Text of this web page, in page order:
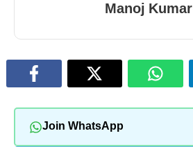
Manoj Kumar
Join WhatsApp